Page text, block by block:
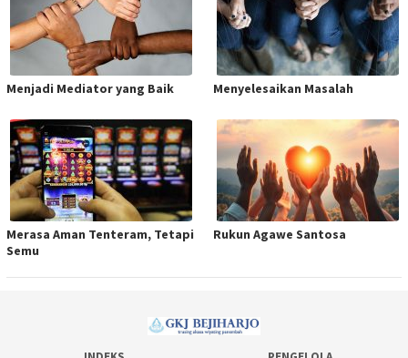
Menjadi Mediator yang Baik Menyelesaikan Masalah
Merasa Aman Tenteram, Tetapi
Semu
Rukun Agawe Santosa